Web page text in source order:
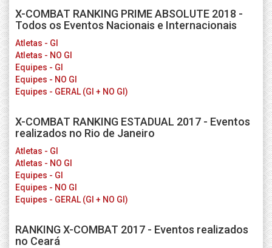
X-COMBAT RANKING PRIME ABSOLUTE 2018 -
Todos os Eventos Nacionais e Internacionais
Atletas - GI
Atletas - NO GI
Equipes - GI
Equipes - NO GI
Equipes - GERAL (GI + NO GI)
X-COMBAT RANKING ESTADUAL 2017 - Eventos
realizados no Rio de Janeiro
Atletas - GI
Atletas - NO GI
Equipes - GI
Equipes - NO GI
Equipes - GERAL (GI + NO GI)
RANKING X-COMBAT 2017 - Eventos realizados
no Ceará